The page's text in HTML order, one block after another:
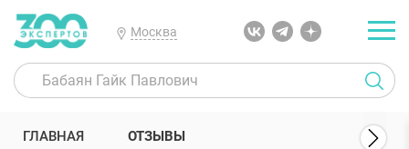
Москва
300 Экспертов Пластические хирурги Четверикова Марина
ГЛАВНАЯ ОТЗЫВЫ